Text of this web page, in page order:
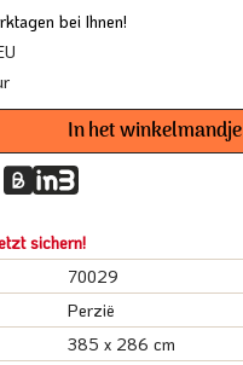
bei Ihnen!
In het winkelmandje
sichern!
70029
Perzië
385 x 286 cm